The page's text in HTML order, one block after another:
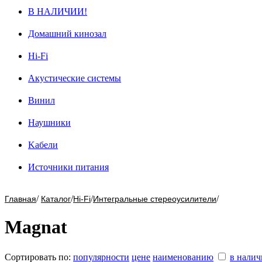
В НАЛИЧИИ!
Домашний кинозал
Hi-Fi
Акустические системы
Винил
Наушники
Kабели
Источники питания
Главная/ Каталог/Hi-Fi/Интегральные стереоусилители/
Magnat
Сортировать по: популярности цене наименованию в